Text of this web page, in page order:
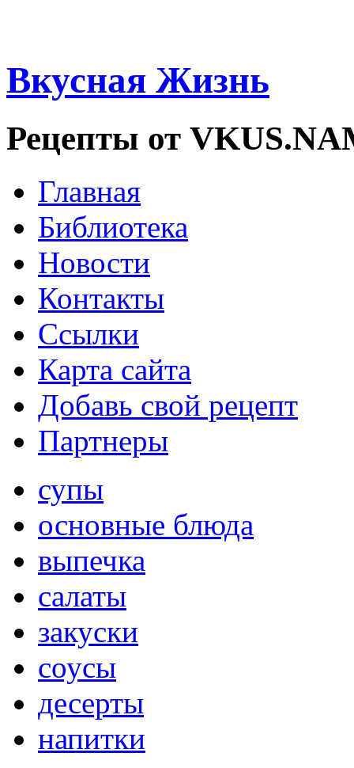
Вкусная Жизнь
Рецепты от
Главная
Библиотека
Новости
Контакты
Ссылки
Карта сайта
Добавь свой рецепт
Партнеры
супы
основные блюда
выпечка
салаты
закуски
соусы
десерты
напитки